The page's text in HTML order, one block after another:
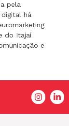
pela
digital há
do Itajaí
e